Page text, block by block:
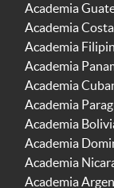
Academia
Academia
Academia
Academia
Academia
Academia
Academia
Academia
Academia
Academia